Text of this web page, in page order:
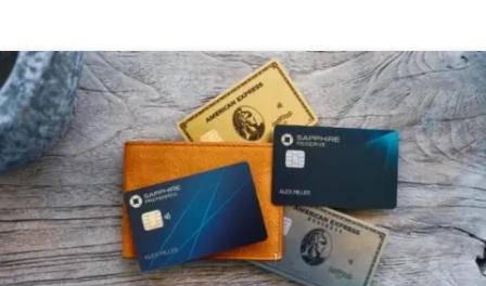
i
t
o
e
d
é
b
i